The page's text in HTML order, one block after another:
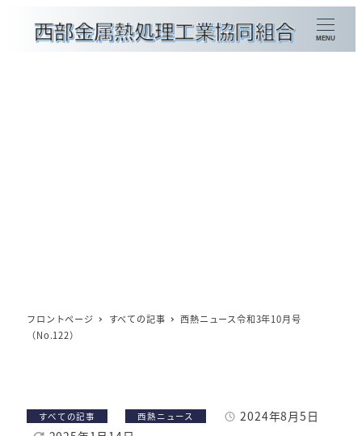
セミナー・講習会などの開催案内
MENU
フロントページ すべての記事
西熱ニュース令和3年10月号
（No.122）
投稿日2024年8月5日
カテゴリー
すべての記事 カテゴリー
西熱ニュース